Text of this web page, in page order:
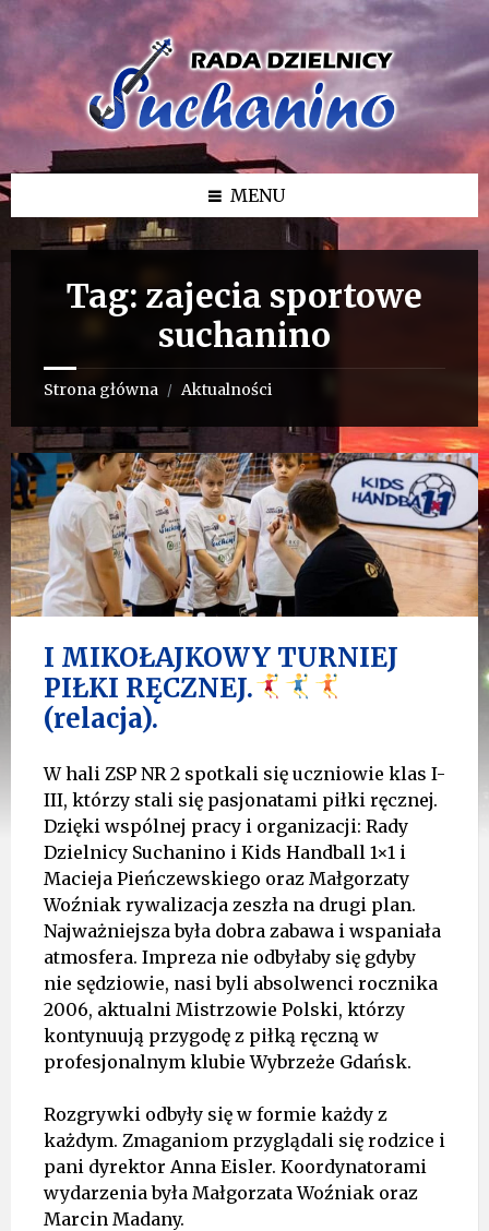
Przejdź
Przejdź
bocznego
Przejdź
MENU
Tag: zajecia sportowe
suchanino
Strona główna / Aktualności
I MIKOŁAJKOWY TURNIEJ
PIŁKI RĘCZNEJ.
(relacja).
W hali ZSP NR 2 spotkali się uczniowie klas I-
III, którzy stali się pasjonatami piłki ręcznej.
Dzięki wspólnej pracy i organizacji: Rady
Dzielnicy Suchanino i Kids Handball 1×1 i
Macieja Pieńczewskiego oraz Małgorzaty
Woźniak rywalizacja zeszła na drugi plan.
Najważniejsza była dobra zabawa i wspaniała
atmosfera. Impreza nie odbyłaby się gdyby
nie sędziowie, nasi byli absolwenci rocznika
2006, aktualni Mistrzowie Polski, którzy
kontynuują przygodę z piłką ręczną w
profesjonalnym klubie Wybrzeże Gdańsk.
Rozgrywki odbyły się w formie każdy z
każdym. Zmaganiom przyglądali się rodzice i
pani dyrektor Anna Eisler. Koordynatorami
wydarzenia była Małgorzata Woźniak oraz
Marcin Madany.